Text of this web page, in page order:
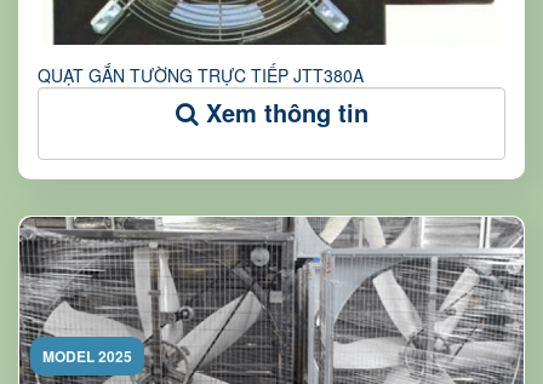
QUẠT GẮN TƯỜNG TRỰC TIẾP JTT380A
Xem thông tin
MODEL 2025